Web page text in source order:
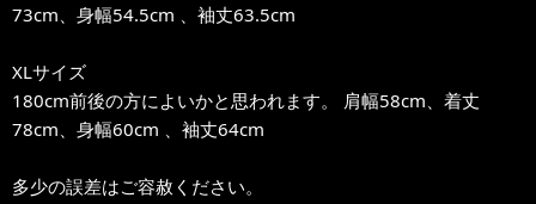
73cm、身幅54.5cm 、袖丈63.5cm
XLサイズ
180cm前後の方によいかと思われます。 肩幅58cm、着丈
78cm、身幅60cm 、袖丈64cm
多少の誤差はご容赦ください。